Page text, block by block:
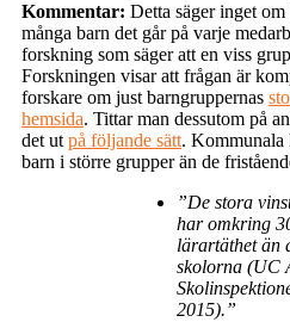
Kommentar: Detta säger inget
många barn det går på varje
forskning som säger att en viss
Forskningen visar att frågan är
forskare om just barngruppernas
hemsida. Tittar man dessutom på
det ut på följande sätt. Kommunala
barn i större grupper än de
”De stora
har omkring
lärartäthet än
skolorna (UC
2015).”